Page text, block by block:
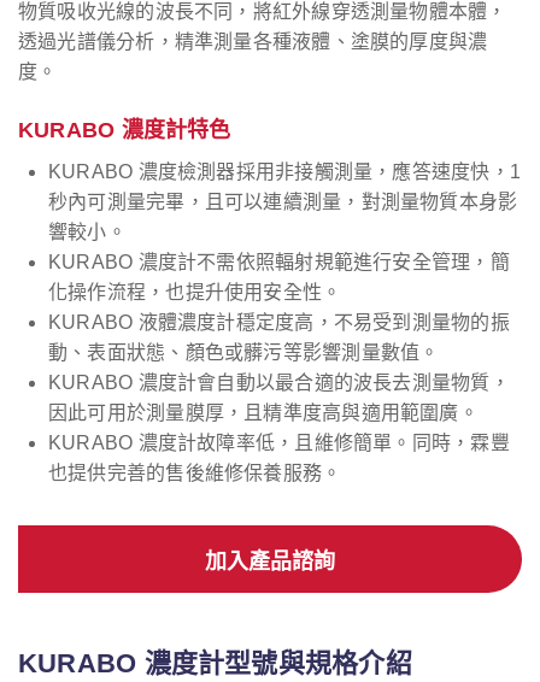
物質吸收光線的波長不同，將紅外線穿透測量物體本體，
透過光譜儀分析，精準測量各種液體、塗膜的厚度與濃
度。
KURABO 濃度計特色
KURABO 濃度檢測器採用非接觸測量，應答速度快，1
秒內可測量完畢，且可以連續測量，對測量物質本身影
響較小。
KURABO 濃度計不需依照輻射規範進行安全管理，簡
化操作流程，也提升使用安全性。
KURABO 液體濃度計穩定度高，不易受到測量物的振
動、表面狀態、顏色或髒污等影響測量數值。
KURABO 濃度計會自動以最合適的波長去測量物質，
因此可用於測量膜厚，且精準度高與適用範圍廣。
KURABO 濃度計故障率低，且維修簡單。同時，霖豐
也提供完善的售後維修保養服務。
加入產品諮詢
KURABO 濃度計型號與規格介紹